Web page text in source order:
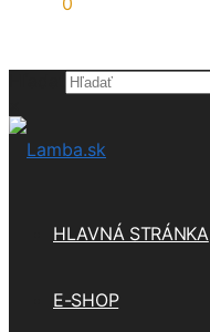
HLAVNÁ STRÁNKA
E-SHOP